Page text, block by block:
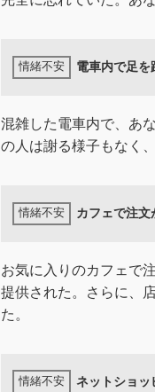
電車内で足を
混雑した電車内で、あ
の人は謝る様子もなく
カフェで注文
お気に入りのカフェで
提供された。さらに、
た。
ネットショッ